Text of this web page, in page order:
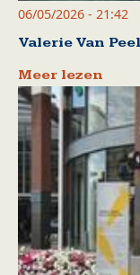
06/05/2026 - 21:42
Valerie Van
Meer lezen